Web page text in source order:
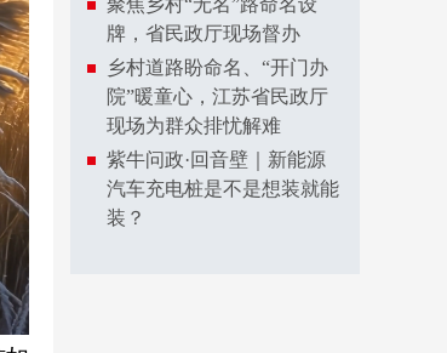
聚焦乡村“无名”路命名设
牌，省民政厅现场督办
乡村道路盼命名、“开门办
院”暖童心，江苏省民政厅
现场为群众排忧解难
紫牛问政·回音壁｜新能源
汽车充电桩是不是想装就能
装？